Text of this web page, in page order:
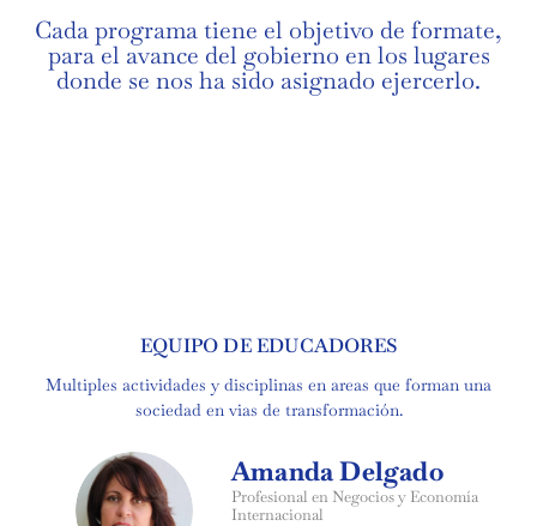
Cada programa tiene el objetivo de formate,
para el avance del gobierno en los lugares
donde se nos ha sido asignado ejercerlo.
EQUIPO DE EDUCADORES
Multiples actividades y disciplinas en areas que forman una
sociedad en vias de transformación.
Amanda Delgado
Profesional en Negocios y Economía
Internacional